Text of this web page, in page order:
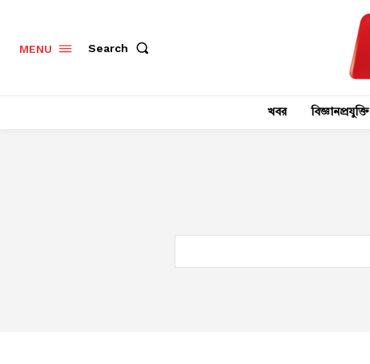
MENU Search
খবর বিজ্ঞানপ্রযুক্তি